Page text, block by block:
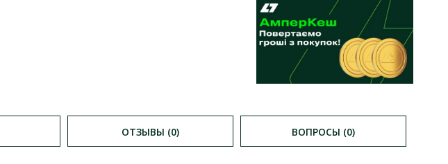
ОТЗЫВЫ (0) ВОПРОСЫ (0)